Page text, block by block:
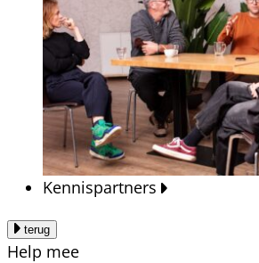
Kennispartners
terug
Help mee